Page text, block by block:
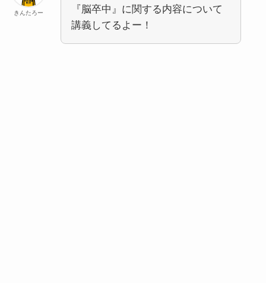
きんたろー
『脳卒中』に関する内容について
講義してるよー！